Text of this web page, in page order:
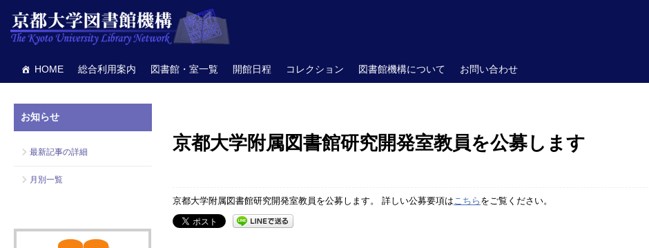
HOME 総合利用案内 図書館・室一覧 開館日程 コレクション 図書館機構について お問い合わせ
京都大学附属図書館研究開発室教員を公募します
京都大学附属図書館研究開発室教員を公募します。 詳しい公募要項は こちら をご覧ください。
お知らせ
最新記事の詳細
月別一覧